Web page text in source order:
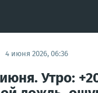
4 июня 2026, 06:36
Утро: